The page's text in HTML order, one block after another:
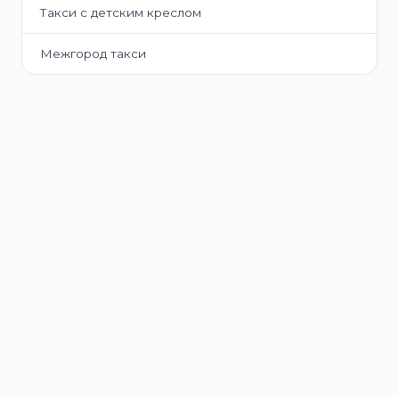
Такси с детским креслом
Межгород такси